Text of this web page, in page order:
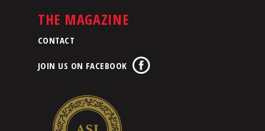
THE MAGAZINE
CONTACT
JOIN US ON FACEBOOK